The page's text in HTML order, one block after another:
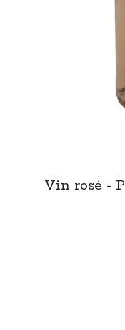
Vin rosé -